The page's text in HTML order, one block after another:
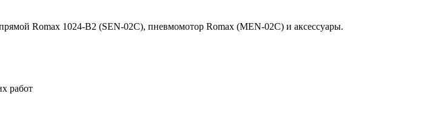
Romax 1024-B2 (SEN-02C), пневмомотор Romax (MEN-02C) и аксессуары.
работ